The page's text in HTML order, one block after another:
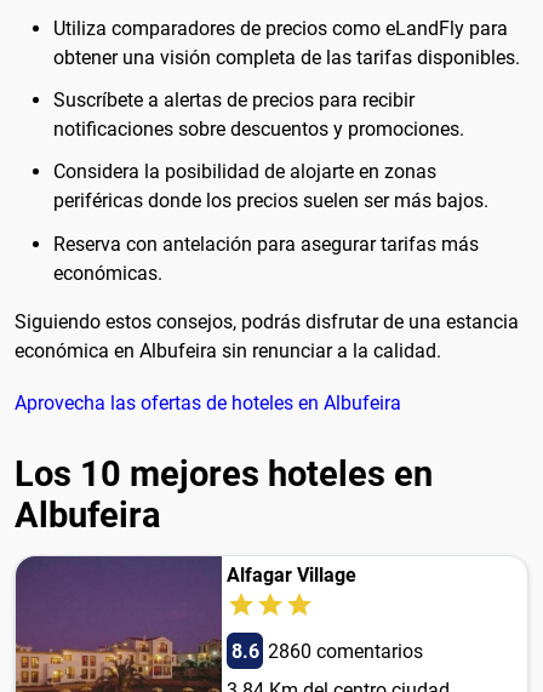
Utiliza comparadores de precios como eLandFly para
obtener una visión completa de las tarifas disponibles.
Suscríbete a alertas de precios para recibir
notificaciones sobre descuentos y promociones.
Considera la posibilidad de alojarte en zonas
periféricas donde los precios suelen ser más bajos.
Reserva con antelación para asegurar tarifas más
económicas.
Siguiendo estos consejos, podrás disfrutar de una estancia
económica en Albufeira sin renunciar a la calidad.
Aprovecha las ofertas de hoteles en Albufeira
Los 10 mejores hoteles en
Albufeira
Alfagar Village
8.6 2860 comentarios